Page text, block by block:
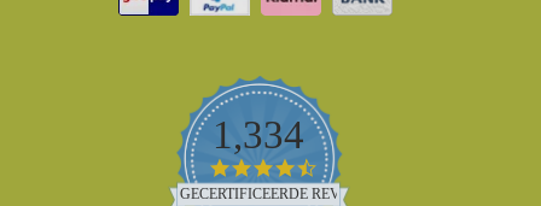
1,334
4.5
star
GECERTIFICEERDE REVIEWS